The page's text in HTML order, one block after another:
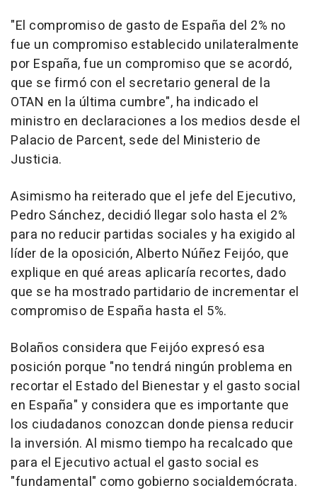
"El compromiso de gasto de España del 2% no
fue un compromiso establecido unilateralmente
por España, fue un compromiso que se acordó,
que se firmó con el secretario general de la
OTAN en la última cumbre", ha indicado el
ministro en declaraciones a los medios desde el
Palacio de Parcent, sede del Ministerio de
Justicia.
Asimismo ha reiterado que el jefe del Ejecutivo,
Pedro Sánchez, decidió llegar solo hasta el 2%
para no reducir partidas sociales y ha exigido al
líder de la oposición, Alberto Núñez Feijóo, que
explique en qué areas aplicaría recortes, dado
que se ha mostrado partidario de incrementar el
compromiso de España hasta el 5%.
Bolaños considera que Feijóo expresó esa
posición porque "no tendrá ningún problema en
recortar el Estado del Bienestar y el gasto social
en España" y considera que es importante que
los ciudadanos conozcan donde piensa reducir
la inversión. Al mismo tiempo ha recalcado que
para el Ejecutivo actual el gasto social es
"fundamental" como gobierno socialdemócrata.